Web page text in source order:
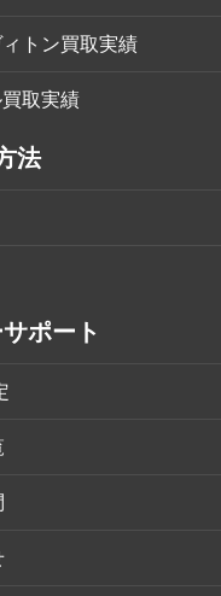
トン買取実績
取実績
法
ポート